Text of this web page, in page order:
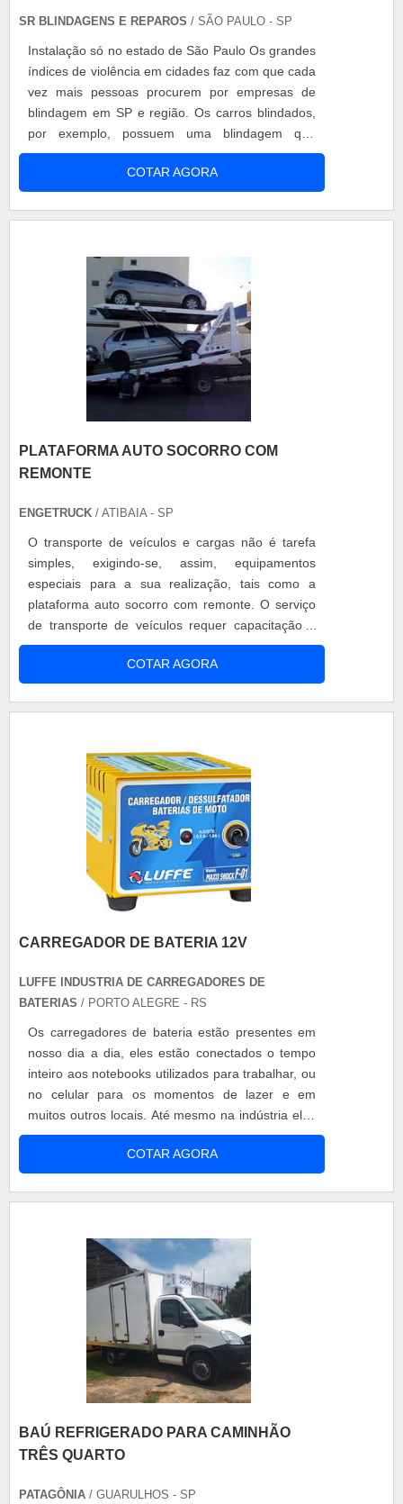
SR BLINDAGENS E REPAROS / SÃO PAULO - SP
Instalação só no estado de São Paulo Os grandes
índices de violência em cidades faz com que cada
vez mais pessoas procurem por empresas de
blindagem em SP e região. Os carros blindados,
por exemplo, possuem uma blindagem que
funciona como uma espécie de armadura
revestindo toda a lataria, evitando assim que
projéteis de armas de fogo penetrem em seu
COTAR AGORA
PLATAFORMA AUTO SOCORRO COM
REMONTE
ENGETRUCK / ATIBAIA - SP
O transporte de veículos e cargas não é tarefa
simples, exigindo-se, assim, equipamentos
especiais para a sua realização, tais como a
plataforma auto socorro com remonte. O serviço
de transporte de veículos requer capacitação e
estruturas de ampla capacidade, uma vez que se
exige o cuidado em relação ao transporte
adequado e preciso dos veículos. Especificações
COTAR AGORA
CARREGADOR DE BATERIA 12V
LUFFE INDUSTRIA DE CARREGADORES DE
BATERIAS / PORTO ALEGRE - RS
Os carregadores de bateria estão presentes em
nosso dia a dia, eles estão conectados o tempo
inteiro aos notebooks utilizados para trabalhar, ou
no celular para os momentos de lazer e em
muitos outros locais. Até mesmo na indústria elas
estão presentes, porém em porte muito maior.
Saiba mais sobre as baterias recarregáveis As
baterias de modelo recarregável, atualmente,
COTAR AGORA
BAÚ REFRIGERADO PARA CAMINHÃO
TRÊS QUARTO
PATAGÔNIA / GUARULHOS - SP